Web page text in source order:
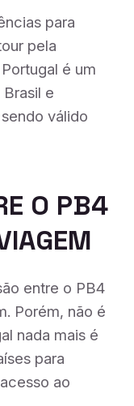
para
pela
é um
e
válido
O PB4
entre o PB4
Porém, não é
nada mais é
para
ao